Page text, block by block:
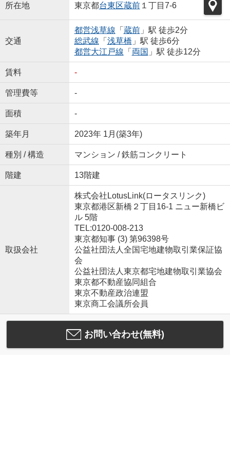
所在地 東京都台東区蔵前１丁目7-6
交通
都営浅草線 「 蔵前」駅 徒歩2分
総武線 「 浅草橋 」駅 徒歩6分
都営大江戸線 「 両国 」駅 徒歩12分
賃料 -
管理費等 -
面積 -
築年月 2023年 1月(築3年)
種別 / 構造 マンション / 鉄筋コンクリート
階建 13階建
取扱会社
株式会社LotusLink(ロータスリンク)
東京都港区新橋２丁目16-1 ニュー新橋ビ
ル 5階
TEL:0120-008-213
東京都知事 (3) 第96398号
公益社団法人全国宅地建物取引業保証協
会
公益社団法人東京都宅地建物取引業協会
東京都不動産協同組合
東京不動産政治連盟
東京商工会議所会員
お問い合わせ(無料)